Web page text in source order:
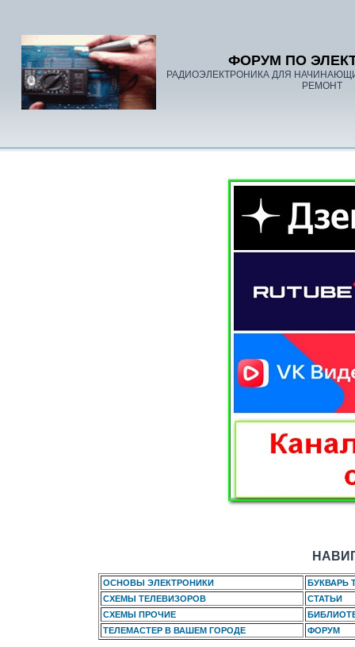
ФОРУМ ПО
РАДИОЭЛЕКТРОНИКА ДЛЯ
РЕМОНТ
ОСНОВЫ ЭЛЕКТРОНИКИ
БУКВАРЬ
СХЕМЫ ТЕЛЕВИЗОРОВ
СТАТЬИ
СХЕМЫ ПРОЧИЕ
ТЕЛЕМАСТЕР В ВАШЕМ ГОРОДЕ
ФОРУМ